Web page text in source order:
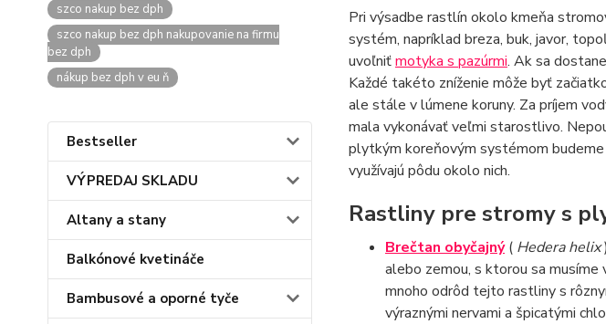
szco nakup bez dph
szco nakup bez dph nakupovanie na firmu
bez dph
nákup bez dph v eu ň
Bestseller
VÝPREDAJ SKLADU
Altany a stany
Balkónové kvetináče
Bambusové a oporné tyče
Pri výsadbe rastlín okolo kmeňa
systém, napríklad breza, buk, javor,
uvoľniťmotyka s pazúrmi. Ak sa
Každé takéto zníženie môže byť
ale stále v lúmene koruny. Za príjem
mala vykonávať veľmi starostlivo.
plytkým koreňovým systémom
využívajú pôdu okolo nich.
Rastliny pre stromy s
Brečtan obyčajný(Hedera helix
alebo zemou, s ktorou sa
mnoho odrôd tejto rastliny s
výraznými nervami a špicatými